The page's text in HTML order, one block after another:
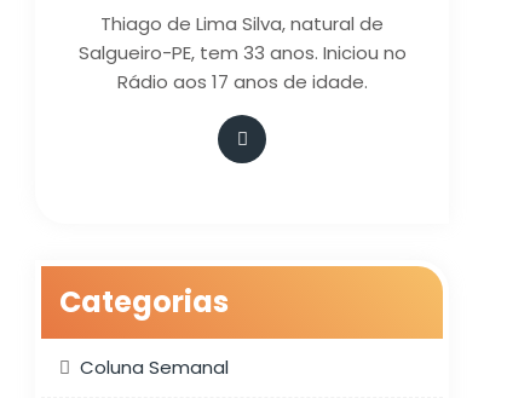
Thiago de Lima Silva, natural de
Salgueiro-PE, tem 33 anos. Iniciou no
Rádio aos 17 anos de idade.
Categorias
Coluna Semanal